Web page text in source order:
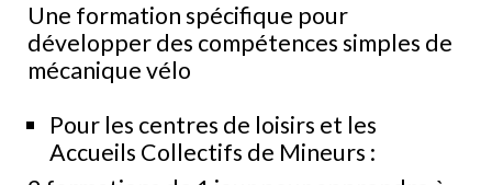
Une formation spécifique pour
développer des compétences simples de
mécanique vélo
Pour les centres de loisirs et les
Accueils Collectifs de Mineurs :